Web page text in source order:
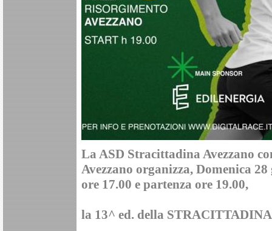
La ASD Stracittadina Avezzano
Avezzano organizza, Domenica
ore 17.00 e partenza ore 19.00,
la 13^ ed. della